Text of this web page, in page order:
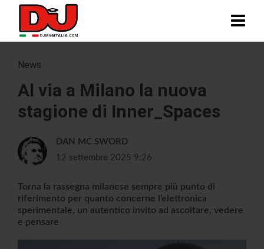
News
Al via a Milano la nuova
stagione di Inner_Spaces
DAN MC SWORD
12 settembre 2025 9:26
Torna la rassegna milanese sempre più punto di
riferimento per quanto concerne l’elettronica
sperimentale, un autentico invito ad ascoltare, vedere
e pensare